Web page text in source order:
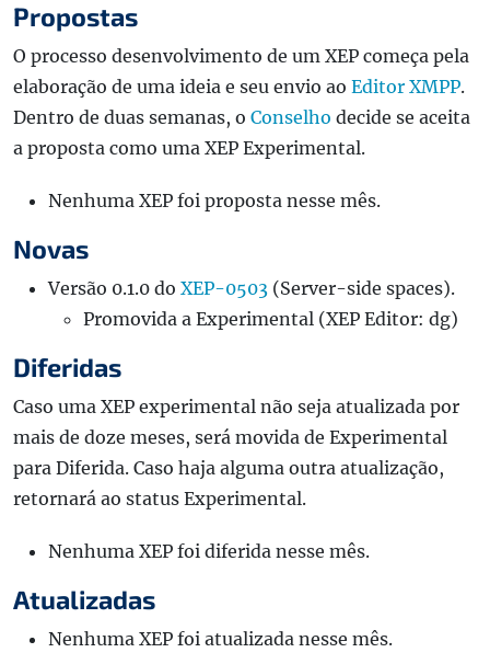
Propostas
O processo desenvolvimento de um XEP começa pela
elaboração de uma ideia e seu envio ao Editor XMPP.
Dentro de duas semanas, o Conselho decide se aceita
a proposta como uma XEP Experimental.
Nenhuma XEP foi proposta nesse mês.
Novas
Versão 0.1.0 do XEP-0503 (Server-side spaces).
Promovida a Experimental (XEP Editor: dg)
Diferidas
Caso uma XEP experimental não seja atualizada por
mais de doze meses, será movida de Experimental
para Diferida. Caso haja alguma outra atualização,
retornará ao status Experimental.
Nenhuma XEP foi diferida nesse mês.
Atualizadas
Nenhuma XEP foi atualizada nesse mês.